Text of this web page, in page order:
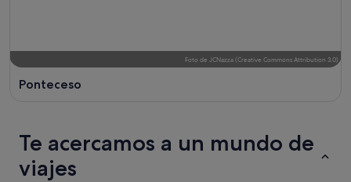
Foto de JCNazza (Creative Commons Attribution 3.0)
Ponteceso
Te acercamos a un mundo de
viajes